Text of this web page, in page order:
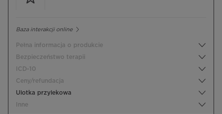
Baza interakcji online
Pełna informacja o produkcie
Bezpieczeństwo terapii
ICD-10
Ceny/refundacja
Ulotka przylekowa
Inne